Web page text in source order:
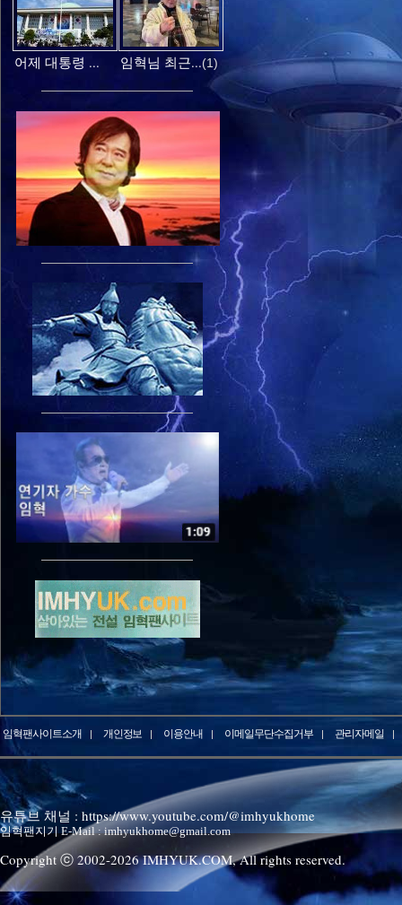
어제 대통령 ... 임혁님 최근...(1)
임혁팬사이트소개 개인정보 이용안내 이메일무단수집거부 관리자메일
유튜브 채널 : https://www.youtube.com/@imhyukhome
임혁팬지기 E-Mail : imhyukhome@gmail.com
Copyright ⓒ 2002-2026IMHYUK.COM,All rights reserved.